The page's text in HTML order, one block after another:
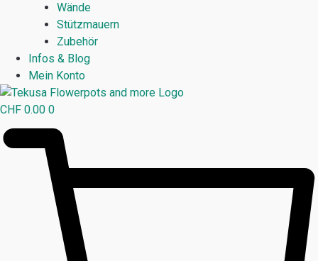
Wände
Stützmauern
Zubehör
Infos & Blog
Mein Konto
CHF 0.00 0